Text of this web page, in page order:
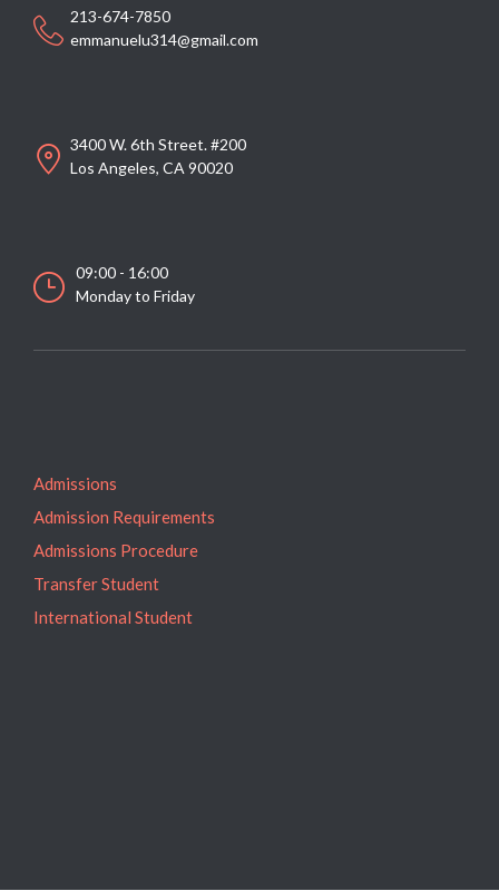
213-674-7850
emmanuelu314@gmail.com
3400 W. 6th Street. #200
Los Angeles, CA 90020
09:00 - 16:00
Monday to Friday
Admissions
Admission Requirements
Admissions Procedure
Transfer Student
International Student